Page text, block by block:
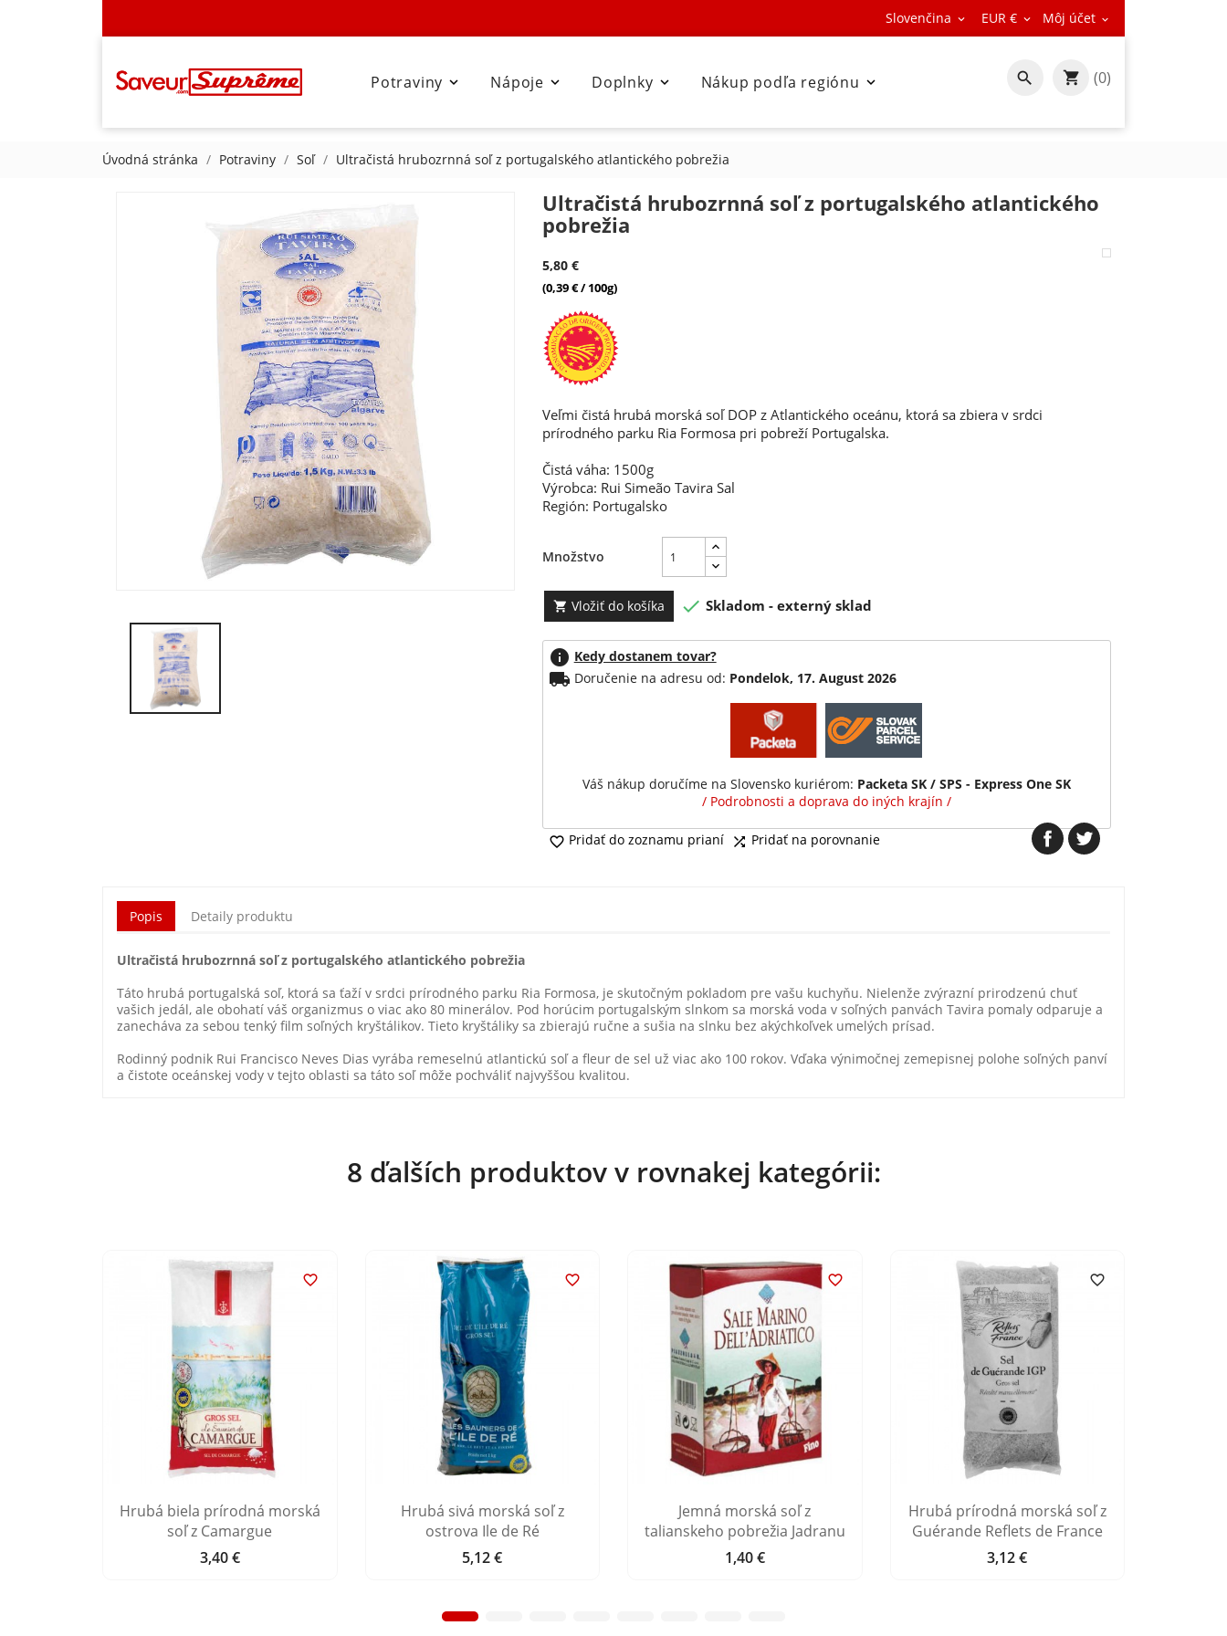
Slovenčina  EUR €  Môj účet 

Potraviny 
Nápoje 
Doplnky 
Nákup podľa regiónu  (0)
Úvodná stránka Potraviny Soľ Ultračistá hrubozrnná soľ z portugalského atlantického pobrežia
Ultračistá hrubozrnná soľ z portugalského atlantického
pobrežia
5,80 €
(0,39 € / 100g)
Veľmi čistá hrubá morská soľ DOP z Atlantického oceánu, ktorá sa zbiera v srdci
prírodného parku Ria Formosa pri pobreží Portugalska.
Čistá váha: 1500g
Výrobca: Rui Simeão Tavira Sal
Región: Portugalsko
Množstvo
 Vložiť do košíka  Skladom - externý sklad
info Kedy dostanem tovar?
local_shipping Doručenie na adresu od: Pondelok, 17. August 2026
Váš nákup doručíme na Slovensko kuriérom: Packeta SK / SPS - Express One SK
/ Podrobnosti a doprava do iných krajín /
 Pridať do zoznamu prianí  Pridať na porovnanie
Popis Detaily produktu
Ultračistá hrubozrnná soľ z portugalského atlantického pobrežia
Táto hrubá portugalská soľ, ktorá sa ťaží v srdci prírodného parku Ria Formosa, je skutočným pokladom pre vašu kuchyňu. Nielenže zvýrazní prirodzenú chuť
vašich jedál, ale obohatí váš organizmus o viac ako 80 minerálov. Pod horúcim portugalským slnkom sa morská voda v soľných panvách Tavira pomaly odparuje a
zanecháva za sebou tenký film soľných kryštálikov. Tieto kryštáliky sa zbierajú ručne a sušia na slnku bez akýchkoľvek umelých prísad.
Rodinný podnik Rui Francisco Neves Dias vyrába remeselnú atlantickú soľ a fleur de sel už viac ako 100 rokov. Vďaka výnimočnej zemepisnej polohe soľných panví
a čistote oceánskej vody v tejto oblasti sa táto soľ môže pochváliť najvyššou kvalitou.
8 ďalších produktov v rovnakej kategórii:

Hrubá biela prírodná morská
soľ z Camargue
Cena
3,40 €

Hrubá sivá morská soľ z
ostrova Ile de Ré
Cena
5,12 €

Jemná morská soľ z
talianskeho pobrežia Jadranu
Cena
1,40 €

Hrubá prírodná morská soľ z
Guérande Reflets de France
Cena
3,12 €